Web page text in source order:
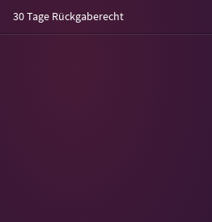
30 Tage Rückgaberecht